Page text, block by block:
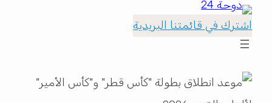
اشترك في قائمتنا البريدية